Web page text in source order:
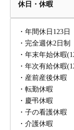
休日・休暇
・年間休日123日
・完全週休2日制
・年末年始休暇
・年次有給休暇
・産前産後休暇
・転勤休暇
・慶弔休暇
・子の看護休暇
・介護休暇